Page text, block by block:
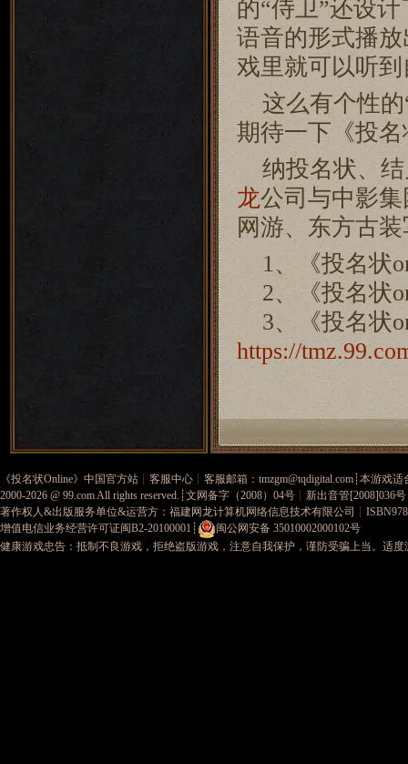
的“侍卫”还设
语音的形式播
戏里就可以听
这么有个性的
期待一下《投
纳投名状、结
龙公司与中影
网游、东方古
1、《投名状
2、《投名状
3、《投名状
https://
《投名状Online》中国官方站┊ 客服中心 ┊客服邮箱： tmzgm@tqdigital.com ┊本游戏适
2000-2026 @ 99.comAll rights reserved.┊ 文网备字（2008）04号 ┊新出音管[2008]036
著作权人&出版服务单位&运营方：福建网龙计算机网络信息技术有限公司
增值电信业务经营许可证闽B2-20100001 ┊
闽公网安备 35010002000102号
健康游戏忠告：抵制不良游戏，拒绝盗版游戏，注意自我保护，谨防受骗上当。适